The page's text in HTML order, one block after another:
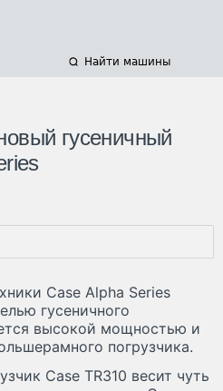
Найти машины
гусеничный
Case Alpha Series
гусеничного
высокой мощностью и
погрузчика.
Case TR310 весит чуть